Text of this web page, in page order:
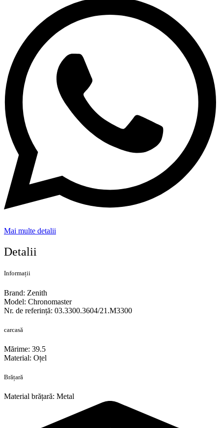
Mai multe detalii
Detalii
Informații
Brand: Zenith
Model: Chronomaster
Nr. de referință: 03.3300.3604/21.M3300
carcasă
Mărime: 39.5
Material: Oțel
Brățară
Material brățară: Metal